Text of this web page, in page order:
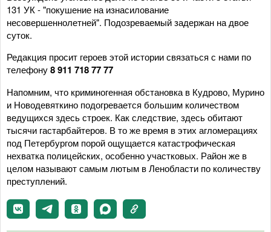
131 УК - "покушение на изнасилование
несовершеннолетней". Подозреваемый задержан на двое
суток.
Редакция просит героев этой истории связаться с нами по
телефону8 911 718 77 77
Напомним, что криминогенная обстановка в Кудрово, Мурино
и Новодевяткино подогревается большим количеством
ведущихся здесь строек. Как следствие, здесь обитают
тысячи гастарбайтеров. В то же время в этих агломерациях
под Петербургом порой ощущается катастрофическая
нехватка полицейских, особенно участковых. Район же в
целом называют самым лютым в Ленобласти по количеству
преступлений.